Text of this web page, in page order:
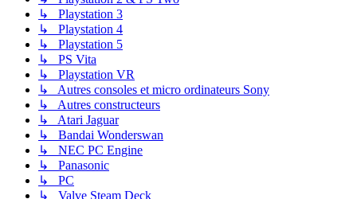
↳ Playstation 3
↳ Playstation 4
↳ Playstation 5
↳ PS Vita
↳ Playstation VR
↳ Autres consoles et micro ordinateurs Sony
↳ Autres constructeurs
↳ Atari Jaguar
↳ Bandai Wonderswan
↳ NEC PC Engine
↳ Panasonic
↳ PC
↳ Valve Steam Deck